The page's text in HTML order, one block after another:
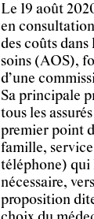
Le 19 août
en
des coûts dans
soins (AOS),
d’une
Sa principale
tous les
premier point
famille,
téléphone) qui
nécessaire,
proposition